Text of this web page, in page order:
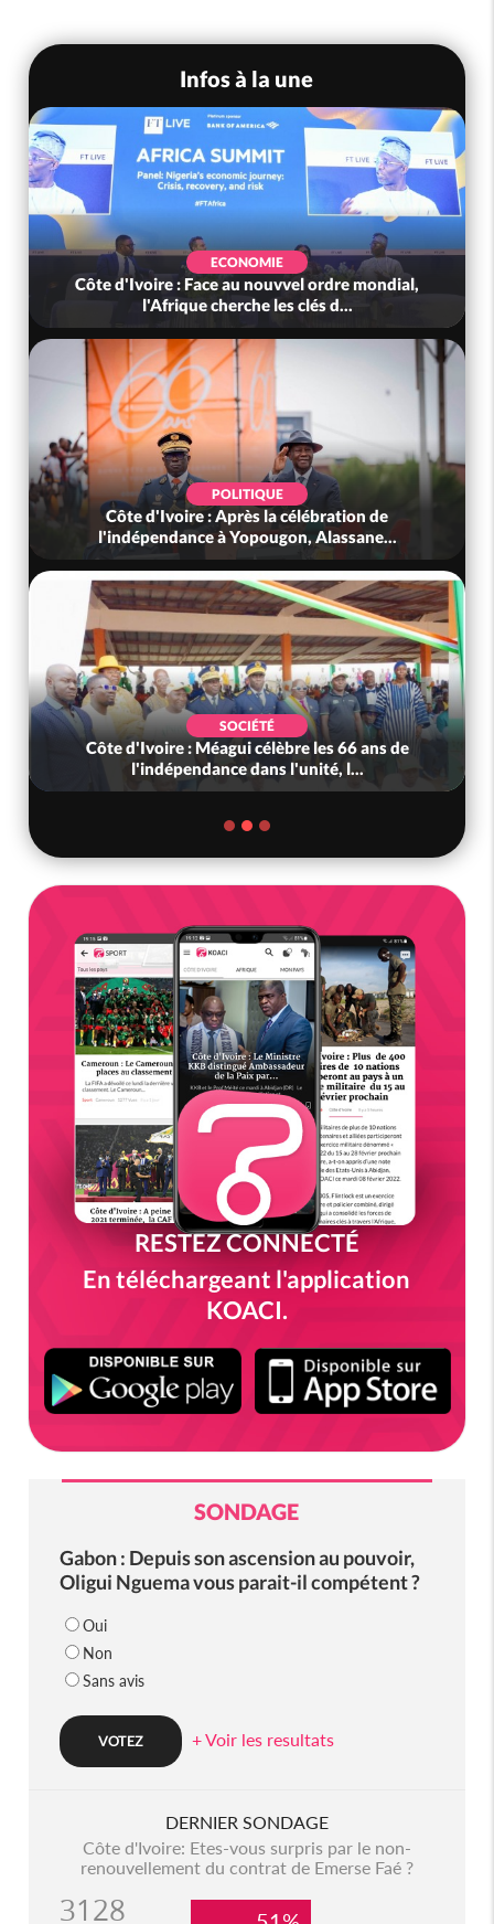
Infos à la une
ECONOMIE
Côte d'Ivoire : Face au nouvvel ordre mondial,
l'Afrique cherche les clés d...
POLITIQUE
Côte d'Ivoire : Après la célébration de
l'indépendance à Yopougon, Alassane...
SOCIÉTÉ
Côte d'Ivoire : Méagui célèbre les 66 ans de
l'indépendance dans l'unité, l...
RESTEZ CONNECTÉ
En téléchargeant l'application
KOACI.
SONDAGE
Gabon : Depuis son ascension au pouvoir,
Oligui Nguema vous parait-il compétent ?
Oui
Non
Sans avis
+ Voir les resultats
DERNIER SONDAGE
Côte d'Ivoire: Etes-vous surpris par le non-
renouvellement du contrat de Emerse Faé ?
3128